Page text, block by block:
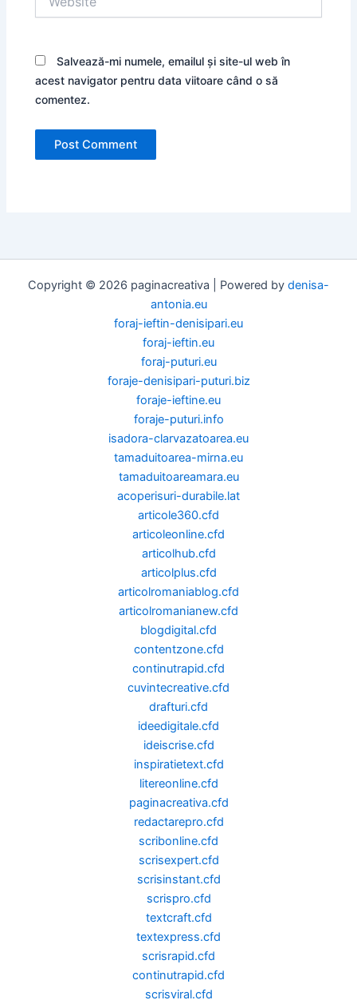
Salvează-mi numele, emailul și site-ul web în
acest navigator pentru data viitoare când o să
comentez.
Copyright © 2026 paginacreativa | Powered by denisa-
antonia.eu
foraj-ieftin-denisipari.eu
foraj-ieftin.eu
foraj-puturi.eu
foraje-denisipari-puturi.biz
foraje-ieftine.eu
foraje-puturi.info
isadora-clarvazatoarea.eu
tamaduitoarea-mirna.eu
tamaduitoareamara.eu
acoperisuri-durabile.lat
articole360.cfd
articoleonline.cfd
articolhub.cfd
articolplus.cfd
articolromaniablog.cfd
articolromanianew.cfd
blogdigital.cfd
contentzone.cfd
continutrapid.cfd
cuvintecreative.cfd
drafturi.cfd
ideedigitale.cfd
ideiscrise.cfd
inspiratietext.cfd
litereonline.cfd
paginacreativa.cfd
redactarepro.cfd
scribonline.cfd
scrisexpert.cfd
scrisinstant.cfd
scrispro.cfd
textcraft.cfd
textexpress.cfd
scrisrapid.cfd
continutrapid.cfd
scrisviral.cfd